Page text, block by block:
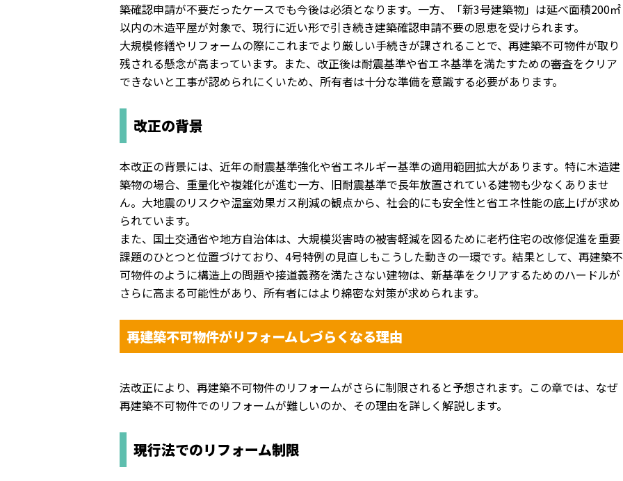
築確認申請が不要だったケースでも今後は必須となります。一方、「新3号建築物」は延べ面積200㎡
以内の木造平屋が対象で、 現行に近い形で引き続き建築確認申請不要の恩恵を受けられます。
大規模修繕やリフォームの際にこれまでより厳しい手続きが課されることで、再建築不可物件が取り
残される懸念が高まっています。 また、 改正後は耐震基準や省エネ基準を満たすための審査をクリア
できないと工事が認められにくいため、 所有者は十分な準備を意識する必要があります。
改正の背景
本改正の背景には、 近年の耐震基準強化や省エネルギー基準の適用範囲拡大があります。特に木造建
築物の場合、重量化や複雑化が進む一方、 旧耐震基準で長年放置されている建物も少なくありませ
ん。 大地震のリスクや温室効果ガス削減の観点から、 社会的にも安全性と省エネ性能の底上げが求め
られています。
また、国土交通省や地方自治体は、 大規模災害時の被害軽減を図るために老朽住宅の改修促進を重要
課題のひとつと位置づけており、 4号特例の見直しもこうした動きの一環です。結果として、 再建築不
可物件のように構造上の問題や接道義務を満たさない建物は、 新基準をクリアするためのハードルが
さらに高まる可能性があり、 所有者にはより綿密な対策が求められます。
再建築不可物件がリフォームしづらくなる理由
法改正により、再建築不可物件のリフォームがさらに制限されると予想されます。この章では、なぜ
再建築不可物件でのリフォームが難しいのか、その理由を詳しく解説します。
現行法でのリフォーム制限